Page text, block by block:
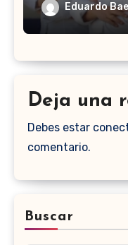
Eduardo
Deja una
Debes estar
comentario.
Buscar